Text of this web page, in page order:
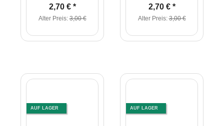
| 316L" M10
2,70 € *
Alter Preis:3,00 €
| 316L" M12, Standard
2,70 € *
Alter Preis:3,00 €
AUF LAGER AUF LAGER